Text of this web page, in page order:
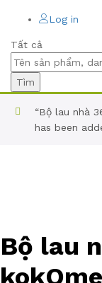
Log in
Tất cả
Tìm
“Bộ lau nhà
has been
Bộ lau